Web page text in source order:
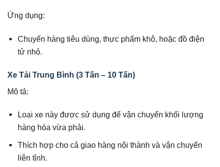
Ứng dụng:
Chuyển hàng tiêu dùng, thực phẩm khô, hoặc đồ điện
tử nhỏ.
Xe Tải Trung Bình (3 Tấn – 10 Tấn)
Mô tả:
Loại xe này được sử dụng để vận chuyển khối lượng
hàng hóa vừa phải.
Thích hợp cho cả giao hàng nội thành và vận chuyển
liên tỉnh.